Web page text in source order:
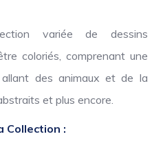
variée de dessins
coloriés, comprenant une
des animaux et de la
et plus encore.
Collection :